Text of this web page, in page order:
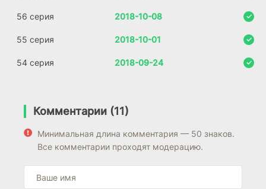
56 серия 2018-10-08
55 серия 2018-10-01
54 серия 2018-09-24
Комментарии (11)
Минимальная длина комментария — 50 знаков.
Все комментарии проходят модерацию.